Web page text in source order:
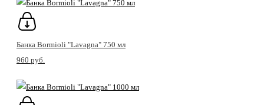
Банка Bormioli "Lavagna" 750 мл
960 pуб.